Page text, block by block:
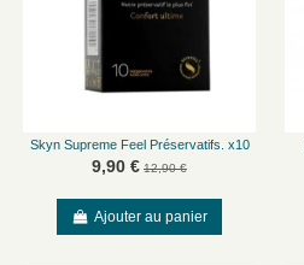
Skyn Supreme Feel Préservatifs. x10
9,90 € 12,90 €
Ajouter au panier